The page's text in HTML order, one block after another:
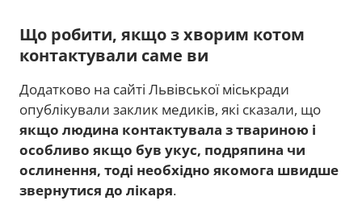
Що робити, якщо з хворим котом
контактували саме ви
Додатково на сайті Львівської міськради
опублікували заклик медиків, які сказали, що
якщо людина контактувала з твариною і
особливо якщо був укус, подряпина чи
ослинення, тоді необхідно якомога швидше
звернутися до лікаря.